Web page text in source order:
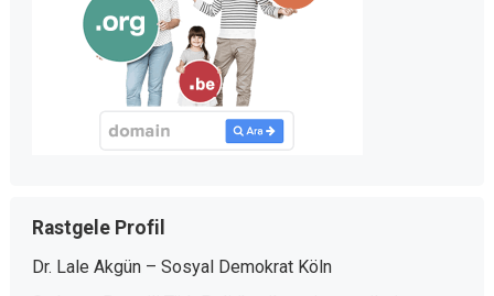
Rastgele Profil
Dr. Lale Akgün – Sosyal Demokrat Köln